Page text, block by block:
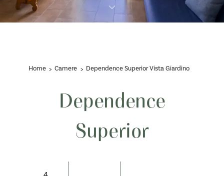
Home Camere Dependence Superior Vista Giardino
Dependence
Superior